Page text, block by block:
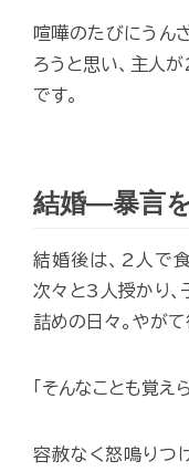
喧嘩のたびにうん
ろうと思い、主人
です。
結婚―暴言
結婚後は、2人で
次々と3人授かり、
詰めの日々。やが
「そんなことも覚え
容赦なく怒鳴りつ